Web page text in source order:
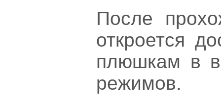
После
откроется
плюшкам в
режимов.